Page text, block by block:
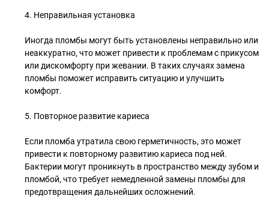
4. Неправильная установка
Иногда пломбы могут быть установлены неправильно или
неаккуратно, что может привести к проблемам с прикусом
или дискомфорту при жевании. В таких случаях замена
пломбы поможет исправить ситуацию и улучшить
комфорт.
5. Повторное развитие кариеса
Если пломба утратила свою герметичность, это может
привести к повторному развитию кариеса под ней.
Бактерии могут проникнуть в пространство между зубом и
пломбой, что требует немедленной замены пломбы для
предотвращения дальнейших осложнений.